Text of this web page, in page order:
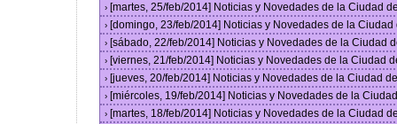
› [martes, 25/feb/2014] Noticias y Novedades de la Ciudad
› [domingo, 23/feb/2014] Noticias y Novedades de la
› [sábado, 22/feb/2014] Noticias y Novedades de la Ciudad
› [viernes, 21/feb/2014] Noticias y Novedades de la Ciudad
› [jueves, 20/feb/2014] Noticias y Novedades de la Ciudad
› [miércoles, 19/feb/2014] Noticias y Novedades de la
› [martes, 18/feb/2014] Noticias y Novedades de la Ciudad